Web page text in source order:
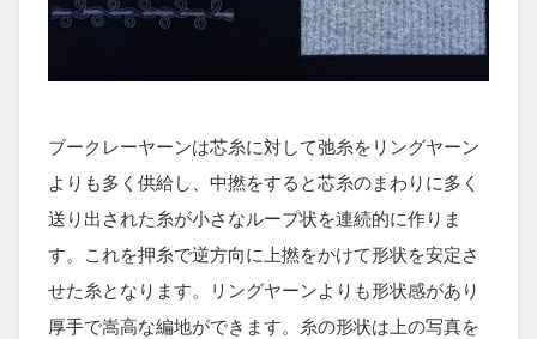
ブークレーヤーンは芯糸に対して弛糸をリングヤーン
よりも多く供給し、中撚をすると芯糸のまわりに多く
送り出された糸が小さなループ状を連続的に作りま
す。これを押糸で逆方向に上撚をかけて形状を安定さ
せた糸となります。リングヤーンよりも形状感があり
厚手で嵩高な編地ができます。糸の形状は上の写真を